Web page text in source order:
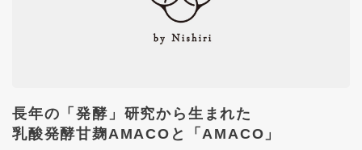
長年の「発酵」研究から生まれた
乳酸発酵甘麹AMACOと「AMACO」